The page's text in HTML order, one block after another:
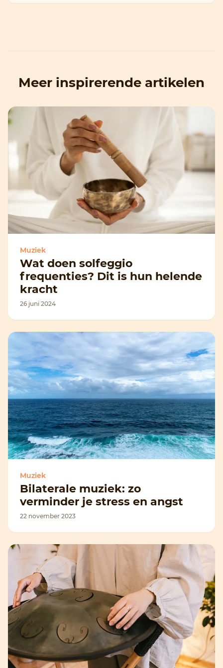
Meer inspirerende artikelen
Muziek
Wat doen solfeggio
frequenties? Dit is hun helende
kracht
26 juni 2024
Muziek
Bilaterale muziek: zo
verminder je stress en angst
22 november 2023